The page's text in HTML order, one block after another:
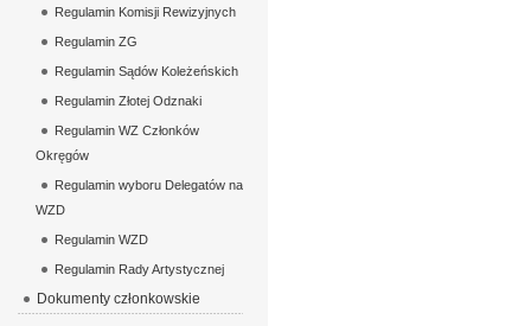
Regulamin Komisji Rewizyjnych
Regulamin ZG
Regulamin Sądów Koleżeńskich
Regulamin Złotej Odznaki
Regulamin WZ Członków
Okręgów
Regulamin wyboru Delegatów na
WZD
Regulamin WZD
Regulamin Rady Artystycznej
Dokumenty członkowskie